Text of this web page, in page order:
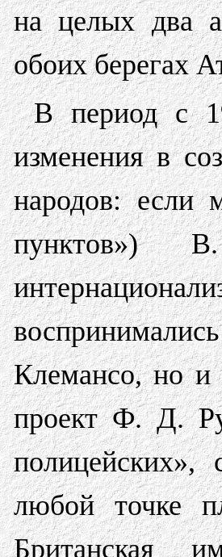
на целых два
обоих берегах
В период с
изменения в
народов: если
пунктов»)
Клемансо, но
проект Ф. Д.
полицейских»,
любой точке
Британская